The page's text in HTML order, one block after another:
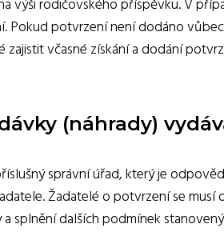
výši rodičovského příspěvku. V
Pokud potvrzení není dodáno
včasné získání a dodání
(náhrady)
správní úřad, který je
Žadatelé o potvrzení se
splnění dalších podmínek